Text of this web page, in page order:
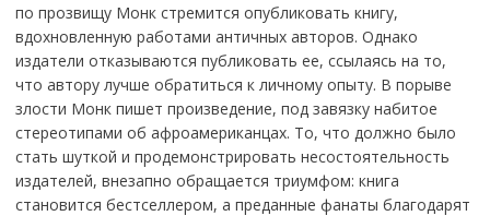
по прозвищу Монк стремится опубликовать книгу,
вдохновленную работами античных авторов. Однако
издатели отказываются публиковать ее, ссылаясь на то,
что автору лучше обратиться к личному опыту. В порыве
злости Монк пишет произведение, под завязку набитое
стереотипами об афроамериканцах. То, что должно было
стать шуткой и продемонстрировать несостоятельность
издателей, внезапно обращается триумфом: книга
становится бестселлером, а преданные фанаты благодарят